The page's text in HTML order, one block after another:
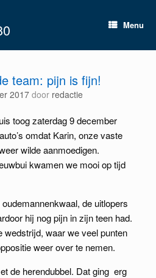
Menu
team: pijn is fijn!
2017 door redactie
toog zaterdag 9 december
omdat Karin, onze vaste
wilde aanmoedigen.
kwamen we mooi op tijd
de uitlopers
hij nog pijn in zijn teen had.
wedstrijd, waar we veel punten
weer over te nemen.
de herendubbel. Dat ging erg